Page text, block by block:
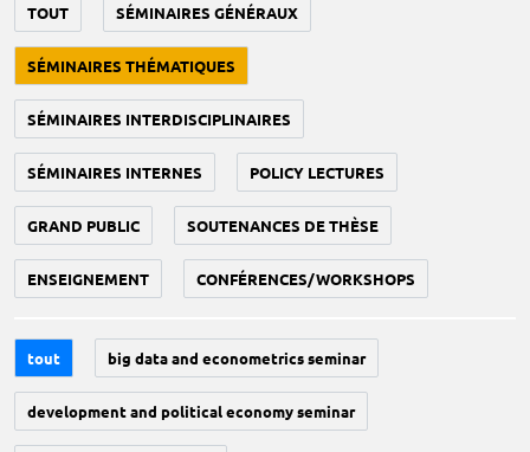
TOUT SÉMINAIRES GÉNÉRAUX
SÉMINAIRES THÉMATIQUES
SÉMINAIRES INTERDISCIPLINAIRES
SÉMINAIRES INTERNES POLICY LECTURES
GRAND PUBLIC SOUTENANCES DE THÈSE
ENSEIGNEMENT CONFÉRENCES/WORKSHOPS
tout big data and econometrics seminar
development and political economy seminar